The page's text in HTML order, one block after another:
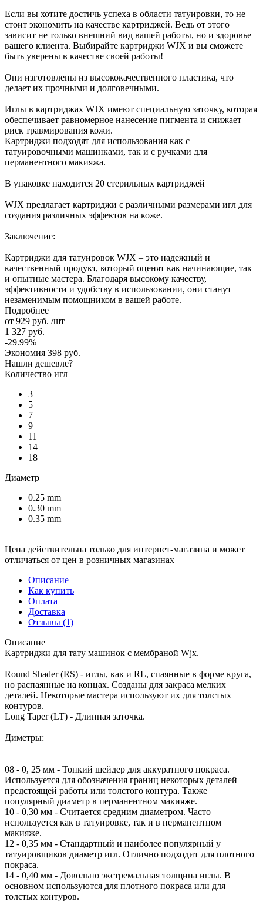
Если вы хотите достичь успеха в области татуировки, то не
стоит экономить на качестве картриджей. Ведь от этого
зависит не только внешний вид вашей работы, но и здоровье
вашего клиента. Выбирайте картриджи WJX и вы сможете
быть уверены в качестве своей работы!
Они изготовлены из высококачественного пластика, что
делает их прочными и долговечными.
Иглы в картриджах WJX имеют специальную заточку, которая
обеспечивает равномерное нанесение пигмента и снижает
риск травмирования кожи.
Картриджи подходят для использования как с
татуировочными машинками, так и с ручками для
перманентного макияжа.
В упаковке находится 20 стерильных картриджей
WJX предлагает картриджи с различными размерами игл для
создания различных эффектов на коже.
Заключение:
Картриджи для татуировок WJX – это надежный и
качественный продукт, который оценят как начинающие, так
и опытные мастера. Благодаря высокому качеству,
эффективности и удобству в использовании, они станут
незаменимым помощником в вашей работе.
Подробнее
от 929 руб. /шт
1 327 руб.
-29.99%
Экономия 398 руб.
Нашли дешевле?
Количество игл
3
5
7
9
11
14
18
Диаметр
0.25 mm
0.30 mm
0.35 mm
Цена действительна только для интернет-магазина и может
отличаться от цен в розничных магазинах
Описание
Как купить
Оплата
Доставка
Отзывы (1)
Описание
Картриджи для тату машинок с мембраной Wjx.
Round Shader (RS) - иглы, как и RL, спаянные в форме круга,
но распаянные на концах. Созданы для закраса мелких
деталей. Некоторые мастера используют их для толстых
контуров.
Long Taper (LT) - Длинная заточка.
Диметры:
08 - 0, 25 мм - Тонкий шейдер для аккуратного покраса.
Используется для обозначения границ некоторых деталей
предстоящей работы или толстого контура. Также
популярный диаметр в перманентном макияже.
10 - 0,30 мм - Считается средним диаметром. Часто
используется как в татуировке, так и в перманентном
макияже.
12 - 0,35 мм - Стандартный и наиболее популярный у
татуировщиков диаметр игл. Отлично подходит для плотного
покраса.
14 - 0,40 мм - Довольно экстремальная толщина иглы. В
основном используются для плотного покраса или для
толстых контуров.